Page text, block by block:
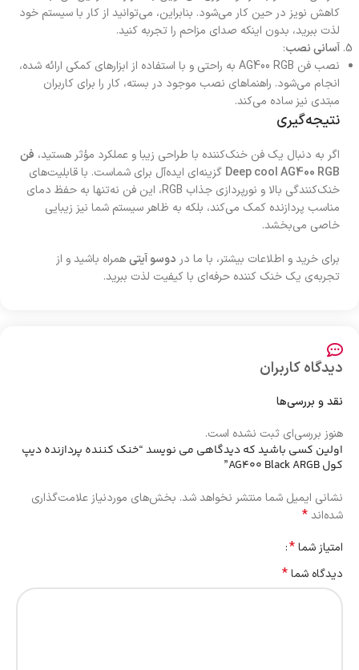
کاهش نویز در حین کار می‌شود. بنابراین، می‌توانید از کار با سیستم خود
لذت ببرید، بدون اینکه صدای مزاحم را تجربه کنید.
آسانی نصب:
نصب فن AG400 RGB به راحتی و با استفاده از ابزارهای کمکی ارائه شده،
انجام می‌شود. راهنماهای نصب موجود در بسته، کار را برای کاربران
مبتدی نیز ساده می‌کند.
نتیجه‌گیری
اگر به دنبال یک فن خنک‌کننده با طراحی زیبا و عملکرد مؤثر هستید، فن
Deep cool AG400 RGB گزینه‌ای ایده‌آل برای شماست. با قابلیت‌های
خنک‌کنندگی بالا و نورپردازی جذاب RGB، این فن نه‌تنها به حفظ دمای
مناسب پردازنده کمک می‌کند، بلکه به ظاهر سیستم شما نیز زیبایی
خاصی می‌بخشد.
برای خرید و اطلاعات بیشتر، با ما در دوسو آیتیهمراه باشید و از
تجربه‌ی یک خنک کننده حرفه‌ای با کیفیت لذت ببرید.
دیدگاه کاربران
نقد و بررسی‌ها
هنوز بررسی‌ای ثبت نشده است.
اولین کسی باشید که دیدگاهی می نویسد “خنک کننده پردازنده دیپ
کول AG400 Black ARGB”
نشانی ایمیل شما منتشر نخواهد شد. بخش‌های موردنیاز علامت‌گذاری
شده‌اند*
امتیاز شما*
دیدگاه شما*